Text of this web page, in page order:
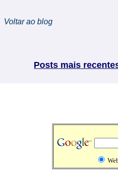
Voltar ao blog
Posts mais